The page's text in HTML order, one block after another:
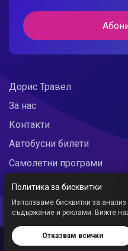
Дорис Травел
За нас
Контакти
Автобусни билети
Самолетни програми
Doris Украйна
Политика за бисквитки
Използваме бисквитки за
съдържание и реклами. Вижте
Отказвам всички